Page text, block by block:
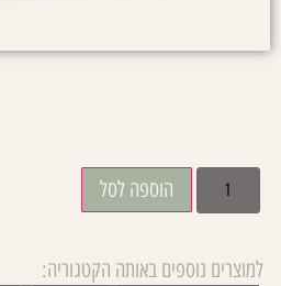
הוספה לסל
למוצרים נוספים באותה הקטגוריה: